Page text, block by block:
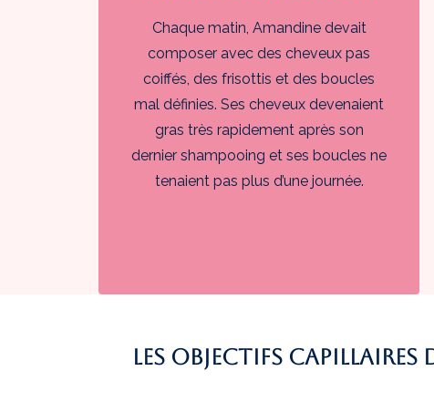
Chaque matin, Amandine devait
composer avec des cheveux pas
coiffés, des frisottis et des boucles
mal définies. Ses cheveux devenaient
gras très rapidement après son
dernier shampooing et ses boucles ne
tenaient pas plus d’une journée.
Les objectifs